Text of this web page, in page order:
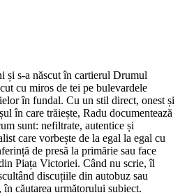
și s-a născut în cartierul Drumul
cu miros de tei pe bulevardele
în fundal. Cu un stil direct, onest și
în care trăiește, Radu documentează
sunt: nefiltrate, autentice și
care vorbește de la egal la egal cu
de presă la primărie sau face
Piața Victoriei. Când nu scrie, îl
discuțiile din autobuz sau
căutarea următorului subiect.